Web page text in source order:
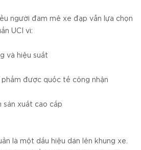
người đam mê xe đạp vẫn lựa chọn
UCI vì:
và hiệu suất
phẩm được quốc tế công nhận
sản xuất cao cấp
là một dấu hiệu dán lên khung xe.